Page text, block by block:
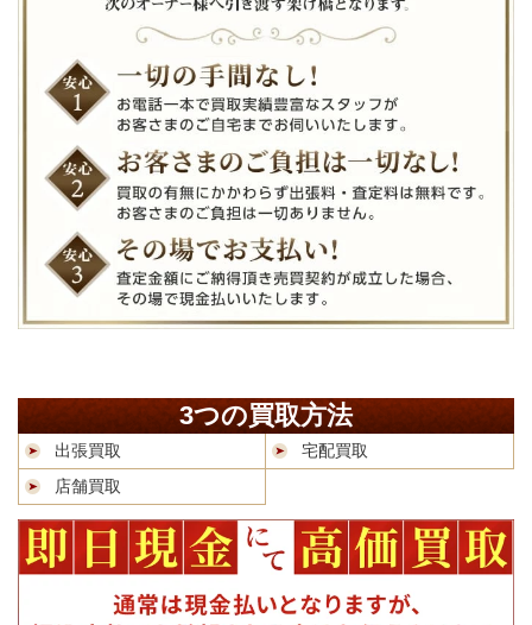
3つの買取方法
出張買取
宅配買取
店舗買取